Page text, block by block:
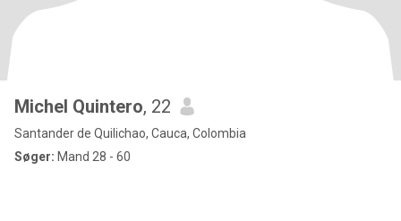
Michel Quintero, 22
Santander de Quilichao, Cauca, Colombia
Søger: Mand 28 - 60